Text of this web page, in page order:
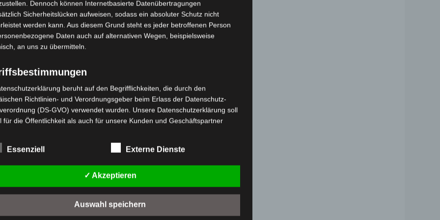
Versand
MITTLERER
€ *
Kostenloser Versand
VSX SCHWINGARM
0
5
59,00
IN DEN WARENKORB
Dennoch können Internetbasierte Datenübertragungen
Sicherheitslücken aufweisen, sodass ein absoluter Schutz nicht
werden kann. Aus diesem Grund steht es jeder betroffenen Person
Daten auch auf alternativen Wegen, beispielsweise
an uns zu übermitteln.
beruht auf den Begrifflichkeiten, die durch den
Richtlinien- und Verordnungsgeber beim Erlass der Datenschutz-
(DS-GVO) verwendet wurden. Unsere Datenschutzerklärung soll
für die Öffentlichkeit als auch für unsere Kunden und Geschäftspartner
Begrifflichkeiten erläutern.
a) personenbezogene Daten
Personenbezogene Daten sind alle Informationen, die sich auf eine
identifizierte oder identifizierbare natürliche Person (im Folgenden
Essenziell Externe Dienste
✓ Akzeptieren
Auswahl speichern